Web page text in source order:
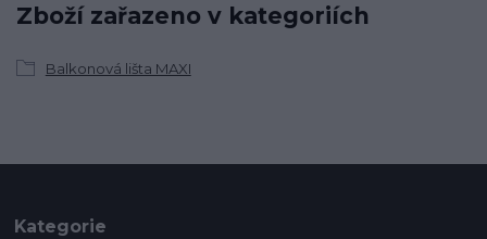
Zboží zařazeno v kategoriích
Balkonová lišta MAXI
Kategorie